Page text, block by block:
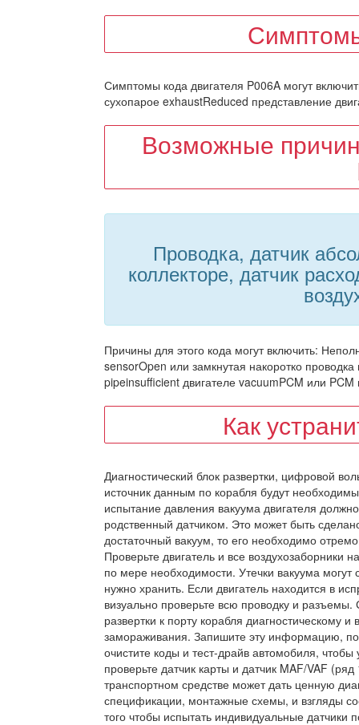
Симптомы кода двигателя P006A могут
сухопарое exhaustReduced представление
Возможные
Проводка, датчик
коллекторе, датчик
Причины для этого кода могут включить:
sensorOpen или замкнутая накоротко
pipeinsufficient двигателе vacuumPCM или
Как
Диагностический блок развертки, цифровой
источник данным по корабля будут
испытание давления вакуума двигателя
родственный датчиком. Это может быть
достаточный вакуум, то его необходимо
Проверьте двигатель и все
по мере необходимости. Утечки вакуума могут
нужно хранить. Если двигатель находится в
визуально проверьте всю проводку и
развертки к порту корабля диагностическому
замораживания. Запишите эту информацию,
очистите коды и тест-драйв автомобиля,
проверьте датчик карты и датчик MAF/VAF
транспортном средстве может дать ценную
спецификации, монтажные схемы, и взгляды
того чтобы испытать индивидуальные датчики